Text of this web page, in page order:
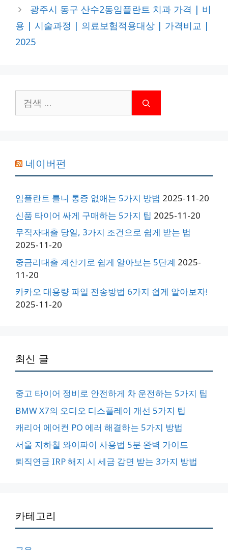
광주시 동구 산수2동임플란트 치과 가격 | 비
용 | 시술과정 | 의료보험적용대상 | 가격비교 |
2025
색:
네이버펀
임플란트 틀니 통증 없애는 5가지 방법 2025-11-20
신품 타이어 싸게 구매하는 5가지 팁 2025-11-20
무직자대출 당일, 3가지 조건으로 쉽게 받는 법
2025-11-20
중금리대출 계산기로 쉽게 알아보는 5단계 2025-
11-20
카카오 대용량 파일 전송방법 6가지 쉽게 알아보자!
2025-11-20
최신 글
중고 타이어 정비로 안전하게 차 운전하는 5가지 팁
BMW X7의 오디오 디스플레이 개선 5가지 팁
캐리어 에어컨 PO 에러 해결하는 5가지 방법
서울 지하철 와이파이 사용법 5분 완벽 가이드
퇴직연금 IRP 해지 시 세금 감면 받는 3가지 방법
카테고리